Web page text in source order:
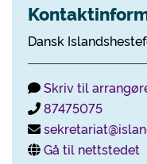
Dansk
Skriv til
87475075
Gå til nettstedet